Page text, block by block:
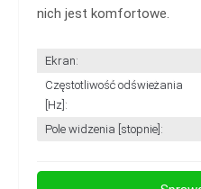
nich jest komfortowe.
Ekran:
Częstotliwość odświeżania
[Hz]:
Pole widzenia [stopnie]: